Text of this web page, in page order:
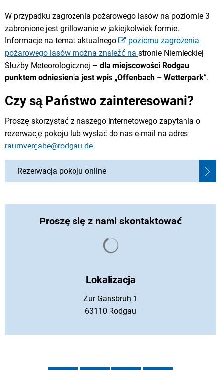
W przypadku zagrożenia pożarowego lasów na poziomie 3
zabronione jest grillowanie w jakiejkolwiek formie.
Informacje na temat aktualnego
poziomu zagrożenia
pożarowego lasów można znaleźć na stronie Niemieckiej
Służby Meteorologicznej – dla miejscowości Rodgau
punktem odniesienia jest wpis „Offenbach – Wetterpark”.
Czy są Państwo zainteresowani?
Proszę skorzystać z naszego internetowego zapytania o
rezerwację pokoju lub wysłać do nas e-mail na adres
raumvergabe@rodgau.de.
Rezerwacja pokoju online
Proszę się z nami skontaktować
Lokalizacja
Zur Gänsbrüh 1
63110 Rodgau